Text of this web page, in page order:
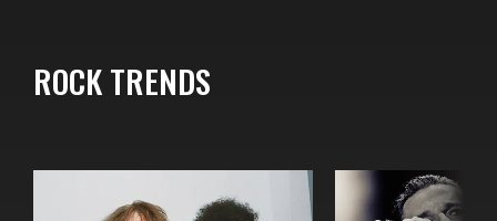
ROCK TRENDS